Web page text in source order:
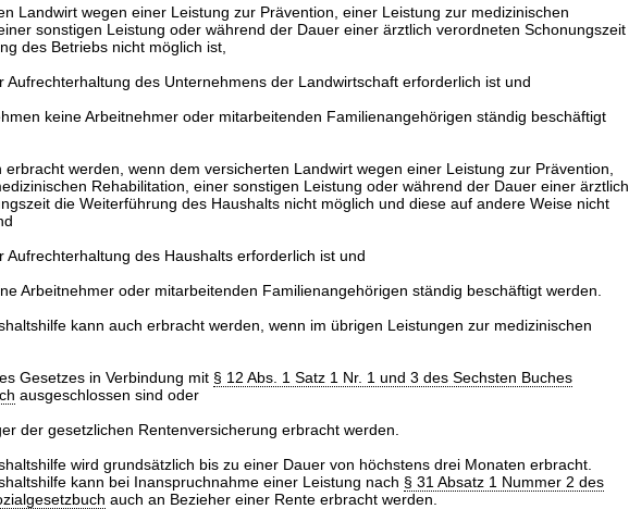
Landwirt wegen einer Leistung zur Prävention, einer Leistung zur medizinischen
sonstigen Leistung oder während der Dauer einer ärztlich verordneten Schonungszeit
des Betriebs nicht möglich ist,
Aufrechterhaltung des Unternehmens der Landwirtschaft erforderlich ist und
keine Arbeitnehmer oder mitarbeitenden Familienangehörigen ständig beschäftigt
erbracht werden, wenn dem versicherten Landwirt wegen einer Leistung zur Prävention,
Rehabilitation, einer sonstigen Leistung oder während der Dauer einer ärztlich
die Weiterführung des Haushalts nicht möglich und diese auf andere Weise nicht
Aufrechterhaltung des Haushalts erforderlich ist und
Arbeitnehmer oder mitarbeitenden Familienangehörigen ständig beschäftigt werden.
kann auch erbracht werden, wenn im übrigen Leistungen zur medizinischen
Gesetzes in Verbindung mit § 12 Abs. 1 Satz 1 Nr. 1 und 3 des Sechsten Buches
ausgeschlossen sind oder
der gesetzlichen Rentenversicherung erbracht werden.
wird grundsätzlich bis zu einer Dauer von höchstens drei Monaten erbracht.
kann bei Inanspruchnahme einer Leistung nach § 31 Absatz 1 Nummer 2 des
auch an Bezieher einer Rente erbracht werden.